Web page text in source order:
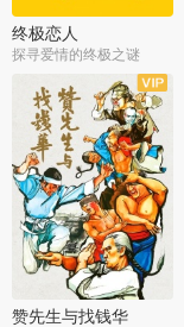
终极恋人
探寻爱情的终极之谜
赞先生与找钱华